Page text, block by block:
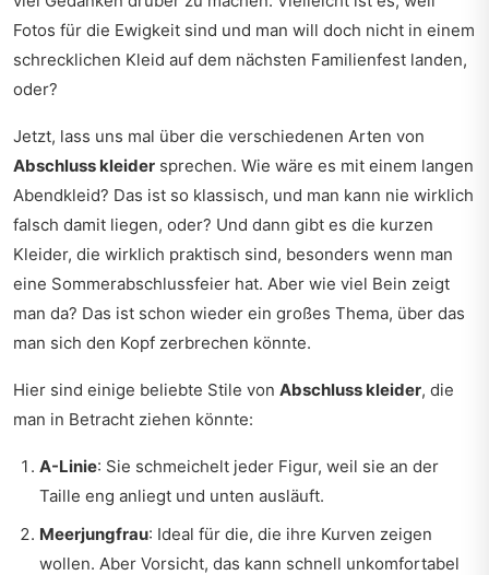
Fotos für die Ewigkeit sind und man will doch nicht in einem
schrecklichen Kleid auf dem nächsten Familienfest landen,
oder?
Jetzt, lass uns mal über die verschiedenen Arten von
Abschluss kleider sprechen. Wie wäre es mit einem langen
Abendkleid? Das ist so klassisch, und man kann nie wirklich
falsch damit liegen, oder? Und dann gibt es die kurzen
Kleider, die wirklich praktisch sind, besonders wenn man
eine Sommerabschlussfeier hat. Aber wie viel Bein zeigt
man da? Das ist schon wieder ein großes Thema, über das
man sich den Kopf zerbrechen könnte.
Hier sind einige beliebte Stile von Abschluss kleider, die
man in Betracht ziehen könnte:
A-Linie: Sie schmeichelt jeder Figur, weil sie an der
Taille eng anliegt und unten ausläuft.
Meerjungfrau: Ideal für die, die ihre Kurven zeigen
wollen. Aber Vorsicht, das kann schnell unkomfortabel